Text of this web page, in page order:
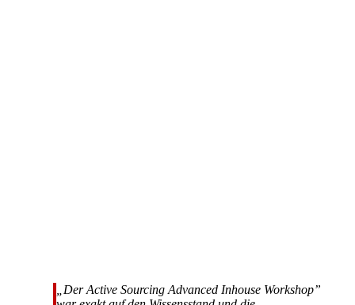
„Der Active Sourcing Advanced Inhouse Workshop”